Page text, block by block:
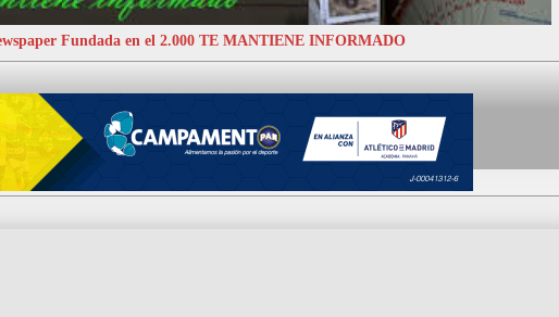
Fundada en el 2.000 TE MANTIENE INFORMADO